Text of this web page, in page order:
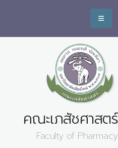
คณะเภสัชศาสตร์
Faculty of Pharmacy